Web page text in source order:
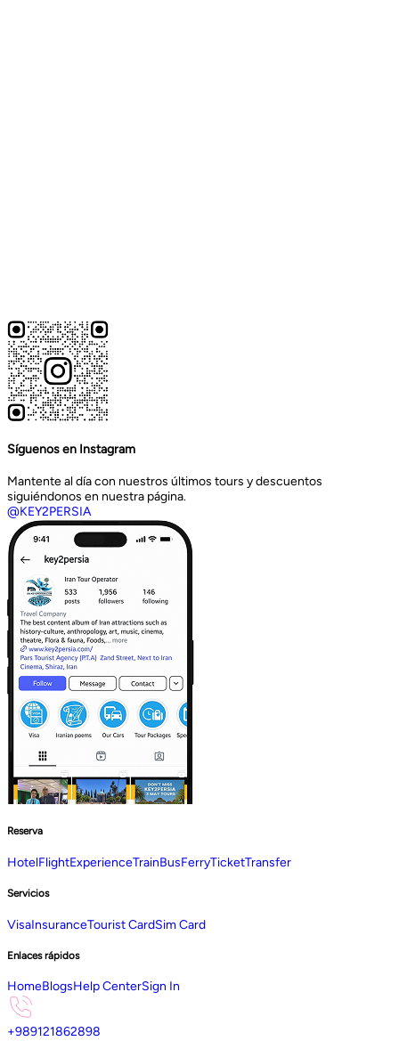
Síguenos en Instagram
Mantente al día con nuestros últimos tours y descuentos
siguiéndonos en nuestra página.
@KEY2PERSIA
Reserva
HotelFlightExperienceTrainBusFerryTicketTransfer
Servicios
VisaInsuranceTourist CardSim Card
Enlaces rápidos
HomeBlogsHelp CenterSign In
+989121862898